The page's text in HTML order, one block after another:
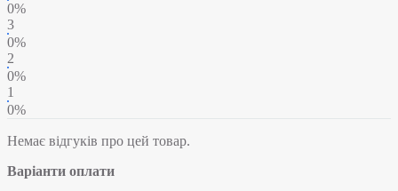
0%
3
0%
2
0%
1
0%
Немає відгуків про цей товар.
Варіанти оплати